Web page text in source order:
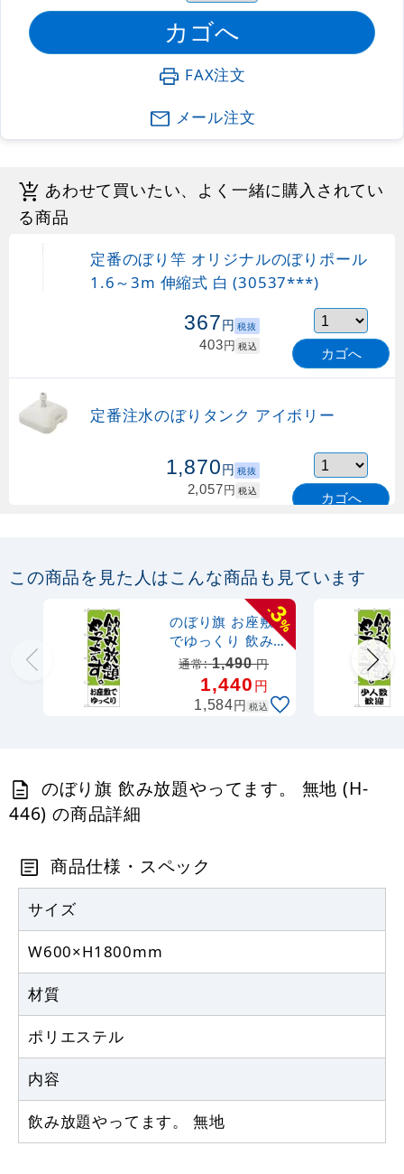
FAX注文
メール注文
あわせて買いたい、よく一緒に購入されてい
る商品
定番のぼり竿 オリジナルのぼりポール
1.6～3m 伸縮式 白 (30537***)
367円 税抜
403円 税込 カゴへ
定番注水のぼりタンク アイボリー
1,870円 税抜
2,057円 税込 カゴへ
1.6～3m 伸縮式 緑 (30537GRN)
税抜
売り切れ中
購入不可
定番のぼり竿 オリジナルのぼりポール
1.6～3m 伸縮式 水色 (30537SBL)
定番のぼり竿 オリジナルのぼりポール
367円 税抜
注水型マルチのぼりスタンド 20L
カゴへ
この商品を見た人はこんな商品も見ています
-
3
%
のぼり旗 お座敷
でゆっくり 飲み
放題 (H-420)
通常:1,490円
1,440円
1,584円 税込
のぼり旗 飲み放題やってます。 無地 (H-
446) の商品詳細
商品仕様・スペック
サイズ
W600×H1800mm
材質
ポリエステル
内容
飲み放題やってます。 無地